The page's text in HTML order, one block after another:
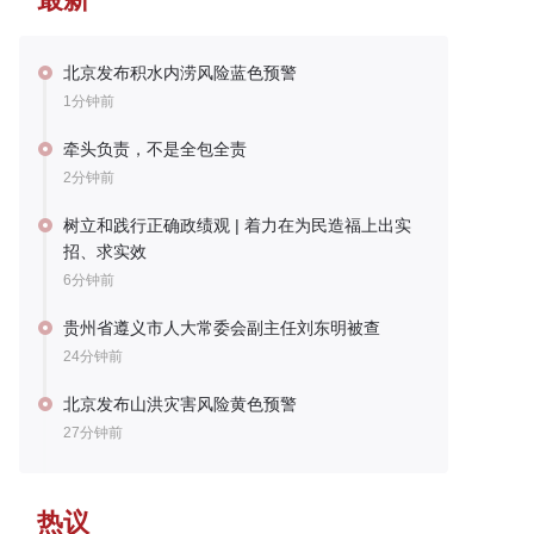
北京发布积水内涝风险蓝色预警
1分钟前
牵头负责，不是全包全责
2分钟前
树立和践行正确政绩观 | 着力在为民造福上出实
招、求实效
6分钟前
贵州省遵义市人大常委会副主任刘东明被查
24分钟前
北京发布山洪灾害风险黄色预警
27分钟前
热议